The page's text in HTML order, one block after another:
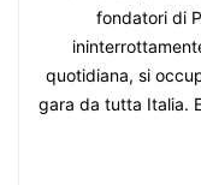
fondatori di
quotidiana, si
gara da tutta Italia.